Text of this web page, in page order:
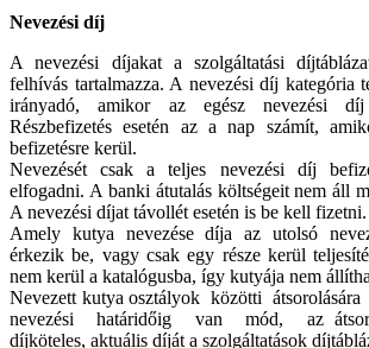
Nevezési díj
A nevezési díjakat a szolgáltatási
felhívás tartalmazza. A nevezési díj kategória
irányadó, amikor az egész nevezési díj
Részbefizetés esetén az a nap számít,
befizetésre kerül.
Nevezését csak a teljes nevezési díj
elfogadni. A banki átutalás költségeit nem áll
A nevezési díjat távollét esetén is be kell fizetni.
Amely kutya nevezése díja az utolsó
érkezik be, vagy csak egy része kerül
nem kerül a katalógusba, így kutyája nem
Nevezett kutya osztályok közötti
nevezési határidőig van mód, az
díjköteles, aktuális díját a szolgáltatások